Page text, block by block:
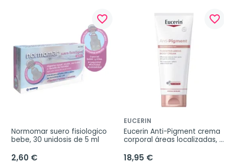
favorite_border
Normomar suero fisiologico
bebe, 30 unidosis de 5 ml
2,60 €
favorite_border
EUCERIN
Eucerin Anti-Pigment crema
corporal áreas localizadas,
18,95 €